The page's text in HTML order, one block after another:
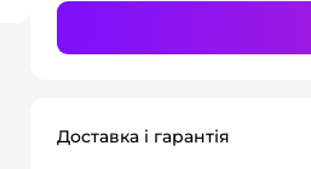
Доставка і гарантія